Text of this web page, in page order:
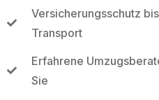
Versicherungsschutz
Transport
Erfahrene
Sie